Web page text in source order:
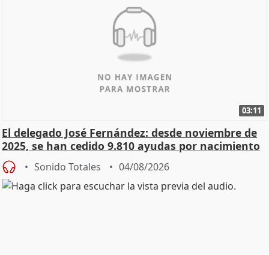
03:11
El delegado José Fernández: desde noviembre de
2025, se han cedido 9.810 ayudas por nacimiento
Sonido Totales 04/08/2026